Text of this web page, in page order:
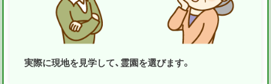
実際に現地を見学して、霊園を選びます。